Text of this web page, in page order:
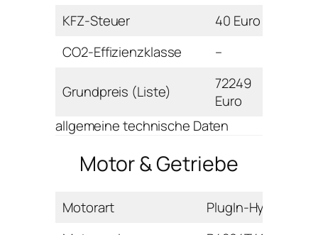
KFZ-Steuer
40 Euro
CO2-Effizienzklasse
–
Grundpreis (Liste)
72249
Euro
allgemeine technische Daten
Motor & Getriebe
Motorart
PlugIn-Hybrid